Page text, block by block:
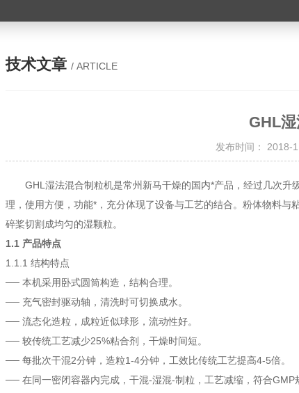
技术文章 / ARTICLE
GHL
发布时间：
GHL湿法混合制粒机是常州新马干燥的国内*产品，经过几次升
理，使用方便，功能*，充分体现了设备与工艺的结合。粉体物料
碎桨切割成均匀的湿颗粒。
1.1 产品特点
1.1.1 结构特点
── 本机采用卧式圆筒构造，结构合理。
── 充气密封驱动轴，清洗时可切换成水。
── 流态化造粒，成粒近似球形，流动性好。
── 较传统工艺减少25%粘合剂，干燥时间短。
── 每批次干混2分钟，造粒1-4分钟，工效比传统工艺提高4-5倍。
── 在同一密闭容器内完成，干混-湿混-制粒，工艺减缩，符合GMP